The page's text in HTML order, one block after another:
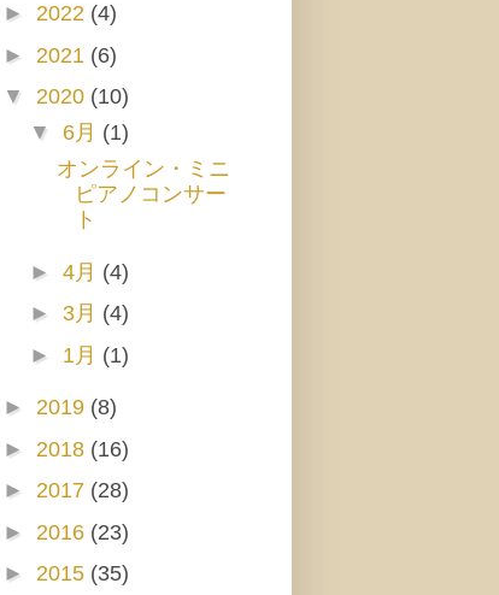
► 2022 (4)
► 2021 (6)
▼ 2020 (10)
▼ 6月 (1)
オンライン・ミニ
ピアノコンサー
ト
► 4月 (4)
► 3月 (4)
► 1月 (1)
► 2019 (8)
► 2018 (16)
► 2017 (28)
► 2016 (23)
► 2015 (35)